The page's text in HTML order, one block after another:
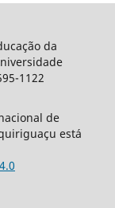
da
1122
de
está